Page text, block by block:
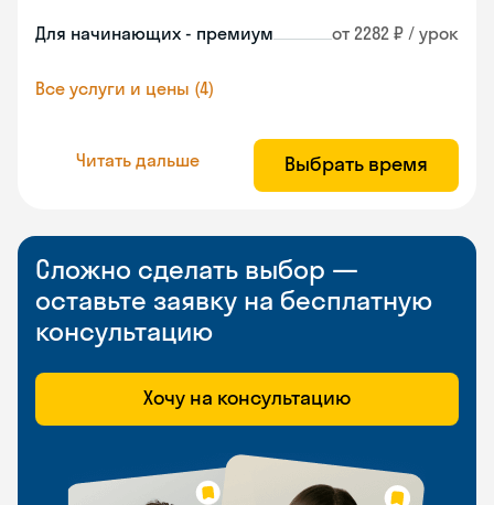
Для начинающих - премиум от 2282 ₽ / урок
Все услуги и цены (4)
Читать дальше Выбрать время
Сложно сделать выбор —
оставьте заявку на бесплатную
консультацию
Хочу на консультацию